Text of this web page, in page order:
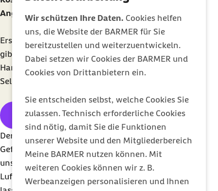
Wir schützen Ihre Daten. Cookies helfen
uns, die Website der BARMER für Sie
bereitzustellen und weiterzuentwickeln.
Dabei setzen wir Cookies der BARMER und
Cookies von Drittanbietern ein.
Sie entscheiden selbst, welche Cookies Sie
zulassen. Technisch erforderliche Cookies
sind nötig, damit Sie die Funktionen
unserer Website und den Mitgliederbereich
Meine BARMER nutzen können. Mit
weiteren Cookies können wir z. B.
Werbeanzeigen personalisieren und Ihnen
Angst, Wut und Trauer
Erste Hilfe für die Seele: Psychologin Vanessa Graf
gibt Ihnen 44 leicht anwendbare Übungen an die
Hand, um negative Gefühle aufzulösen und mehr
Selbstbewusstsein und Leichtigkeit zu gewinnen.
E-Book herunterladen
Der Atemfluss kann also wie eine Therapie unsere
Gefühlswelt beeinflussen. Deshalb ist es gerade in
unserer heutigen, hektischen Welt so wichtig, die
Luft länger und ruhiger in den Bauchraum strömen